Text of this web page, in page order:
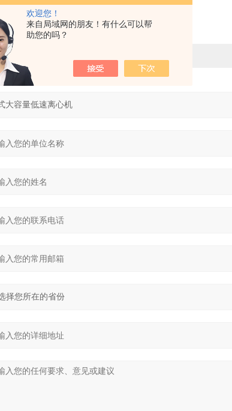
欢迎您！
来自局域网的朋友！有什么可以帮
助您的吗？